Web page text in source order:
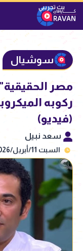
سوشيال
مصر
ركوبه
(فيديو)
سعد نبيل
السبت 11/أبريل/2026 - 02:01 م